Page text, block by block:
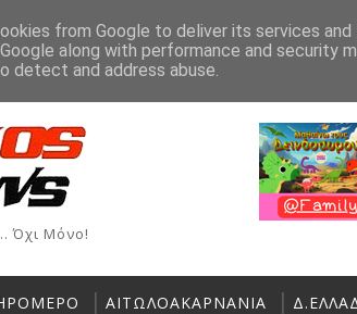
Τηλέφωνα Αγγελίες Ανακοίνωση
ΠΟΛΙΤΙΣΜΌΣ
Όχι Μόνο!
ΑΙΤΩΛΟΑΚΑΡΝΑΝΙΑ
from Google to deliver its services
along with performance and security
detect and address abuse.